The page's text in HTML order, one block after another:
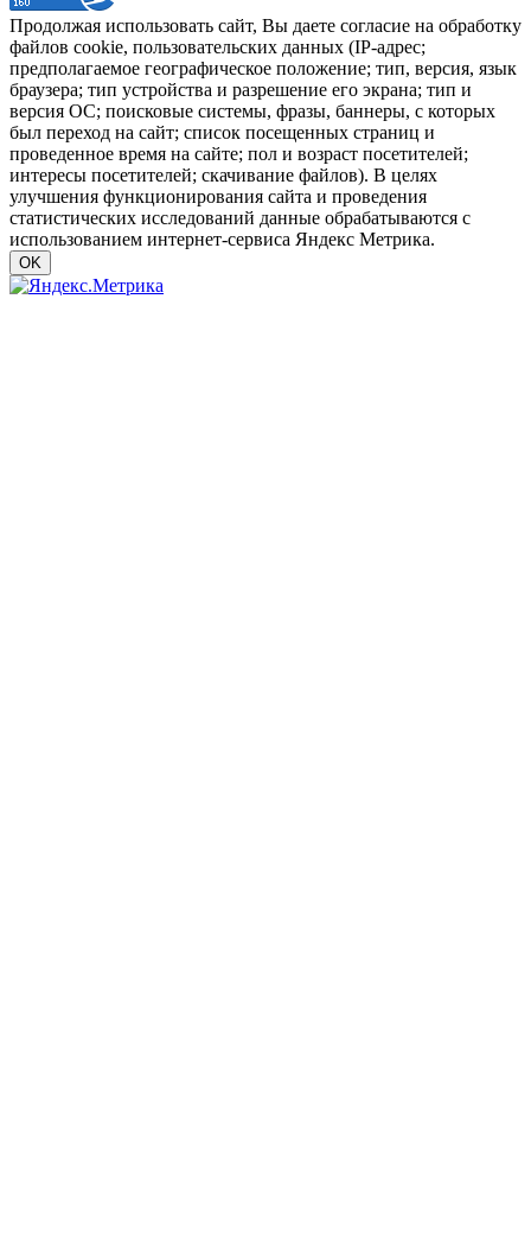
Продолжая использовать сайт, Вы даете согласие на обработку
файлов cookie, пользовательских данных (IP-адрес;
предполагаемое географическое положение; тип, версия, язык
браузера; тип устройства и разрешение его экрана; тип и
версия ОС; поисковые системы, фразы, баннеры, с которых
был переход на сайт; список посещенных страниц и
проведенное время на сайте; пол и возраст посетителей;
интересы посетителей; скачивание файлов). В целях
улучшения функционирования сайта и проведения
статистических исследований данные обрабатываются с
использованием интернет-сервиса Яндекс Метрика.
OK